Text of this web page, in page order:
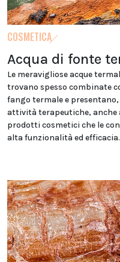
COSMETICA
Acqua di fonte
Le meravigliose acque
trovano spesso combinate
fango termale e
attività terapeutiche, anche
prodotti cosmetici che le
alta funzionalità ed efficacia.